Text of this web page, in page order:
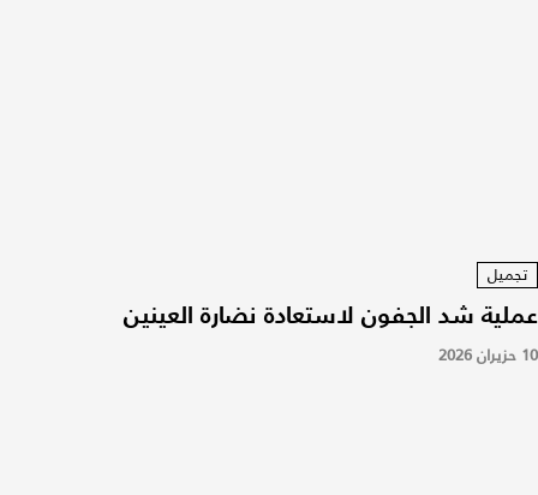
تجميل
عملية شد الجفون لاستعادة نضارة العينين
10 حزيران 2026